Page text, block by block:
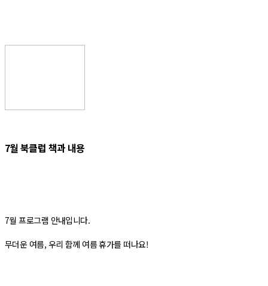
7월 북클럽 책과 내용
7월 프로그램 안내입니다.
무더운 여름, 우리 함께 여름 휴가를 떠나요!